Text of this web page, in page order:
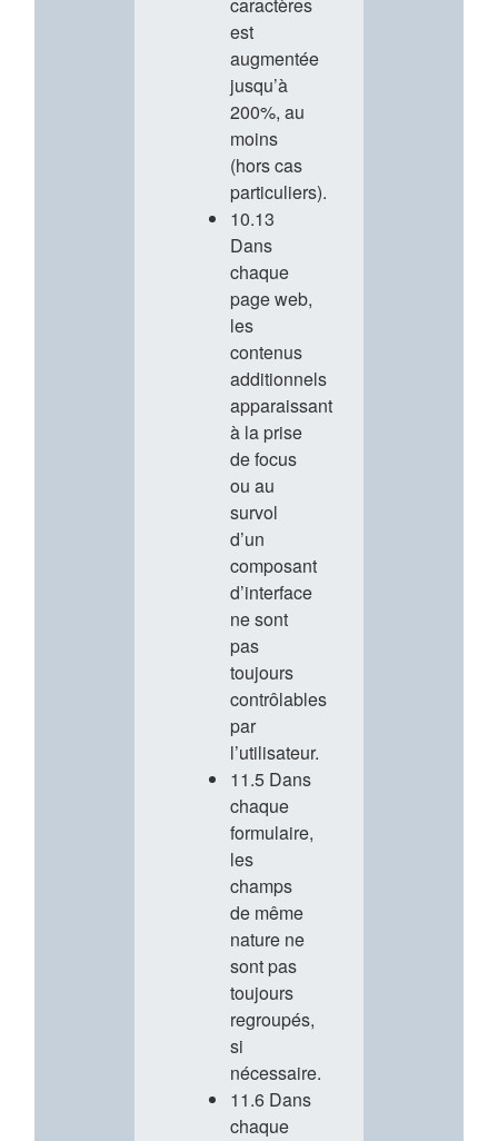
est
augmentée
jusqu’à
200%, au
moins
(hors cas
particuliers).
10.13
Dans
chaque
page web,
les
contenus
additionnels
apparaissant
à la prise
de focus
ou au
survol
d’un
composant
d’interface
ne sont
pas
toujours
contrôlables
par
l’utilisateur.
11.5 Dans
chaque
formulaire,
les
champs
de même
nature ne
sont pas
toujours
regroupés,
si
nécessaire.
11.6 Dans
chaque